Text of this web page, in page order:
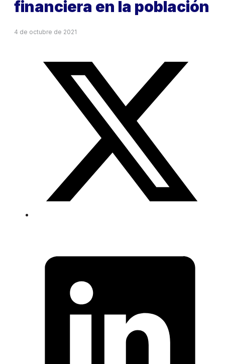
financiera en la población
4 de octubre de 2021